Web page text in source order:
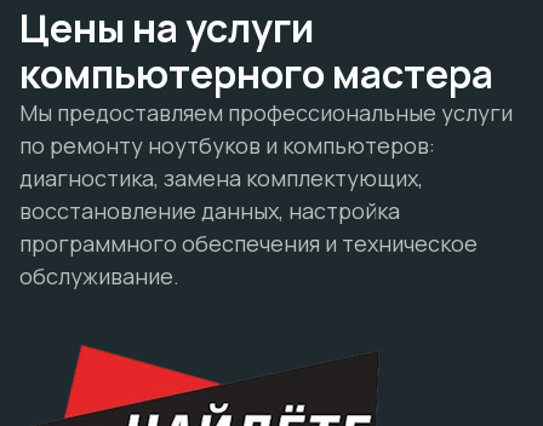
Цены на услуги
компьютерного мастера
Мы предоставляем профессиональные услуги
по ремонту ноутбуков и компьютеров:
диагностика, замена комплектующих,
восстановление данных, настройка
программного обеспечения и техническое
обслуживание.